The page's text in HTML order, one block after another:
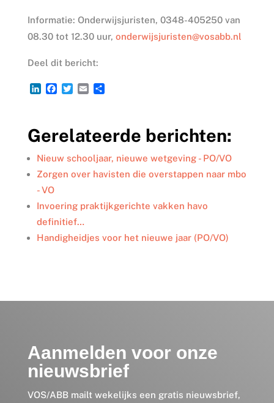
Informatie: Onderwijsjuristen, 0348-405250 van
08.30 tot 12.30 uur, onderwijsjuristen@vosabb.nl
Deel dit bericht:
L
e
d
I
n
F
b
o
o
k
T
t
e
r
E
l
D
n
Gerelateerde berichten:
Nieuw schooljaar, nieuwe wetgeving - PO/VO
Zorgen over havisten die overstappen naar mbo
- VO
Invoering praktijkgerichte vakken havo
definitief…
Handigheidjes voor het nieuwe jaar (PO/VO)
Aanmelden voor onze
nieuwsbrief
VOS/ABB mailt wekelijks een gratis nieuwsbrief,